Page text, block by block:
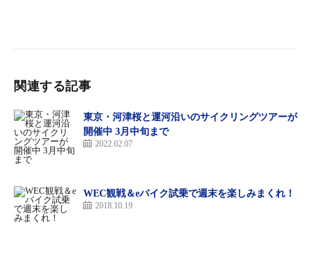
E-SUVの詳細はこちら（ビアンキ本国サイト）
今回E-SUVが導入されたリソルの森グラベルリンクは、ビアンキ
の全面協力のもと、リソルの森敷地内にある約7000坪の梅園をぐ
るりと取り囲むように設置された全長645mのコースだ。南側に
ムを造成するなど走りごたえがある。春は咲き誇る約450本の梅
を見ながら、夏は森の木陰を駆け抜けながらと、季節ごとの風景
が楽しめる。
関連する記事
東京・河津桜と運河沿いのサイクリングツアーが
開催中 3月中旬まで
2022.02.07
WEC観戦＆eバイク試乗で週末を楽しみまくれ！
2018.10.19